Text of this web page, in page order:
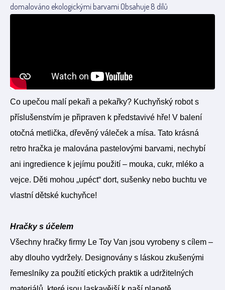
domalováno ekologickými barvami Obsahuje 8 dílů
Co upečou malí pekaři a pekařky? Kuchyňský robot s
příslušenstvím je připraven k představivé hře! V balení
otočná metlička, dřevěný váleček a mísa. Tato krásná
retro hračka je malována pastelovými barvami, nechybí
ani ingredience k jejímu použití – mouka, cukr, mléko a
vejce. Děti mohou „upéct“ dort, sušenky nebo buchtu ve
vlastní dětské kuchyňce!
Hračky s účelem
Všechny hračky firmy Le Toy Van jsou vyrobeny s cílem –
aby dlouho vydržely. Designovány s láskou zkušenými
řemeslníky za použití etických praktik a udržitelných